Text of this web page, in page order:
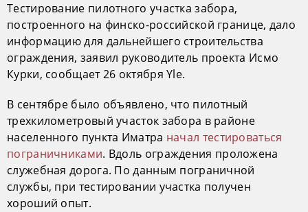
Тестирование пилотного участка забора,
построенного на финско-российской границе, дало
информацию для дальнейшего строительства
ограждения, заявил руководитель проекта Исмо
Курки, сообщает 26 октября Yle.
В сентябре было объявлено, что пилотный
трехкилометровый участок забора в районе
населенного пункта Иматра начал тестироваться
пограничниками. Вдоль ограждения проложена
служебная дорога. По данным пограничной
службы, при тестировании участка получен
хороший опыт.